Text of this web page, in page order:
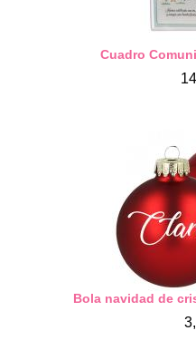
Cuadro
Bola navidad de